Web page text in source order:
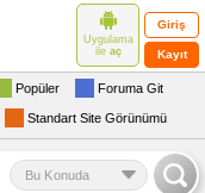
Uygulama
ile aç
Giriş
Kayıt
Popüler Foruma Git
Standart Site Görünümü
Bu Konuda